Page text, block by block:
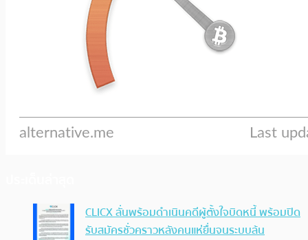
CLICX ลั่นพร้อมดำเนินคดีผู้ตั้งใจบิดหนี้ พร้อมปิด
รับสมัครชั่วคราวหลังคนแห่ยื่นจนระบบล้น